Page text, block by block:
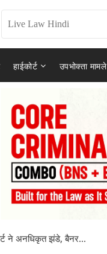
हाईकोर्ट उपभोक्ता मामले
ने अनधिकृत झंडे, बैनर...